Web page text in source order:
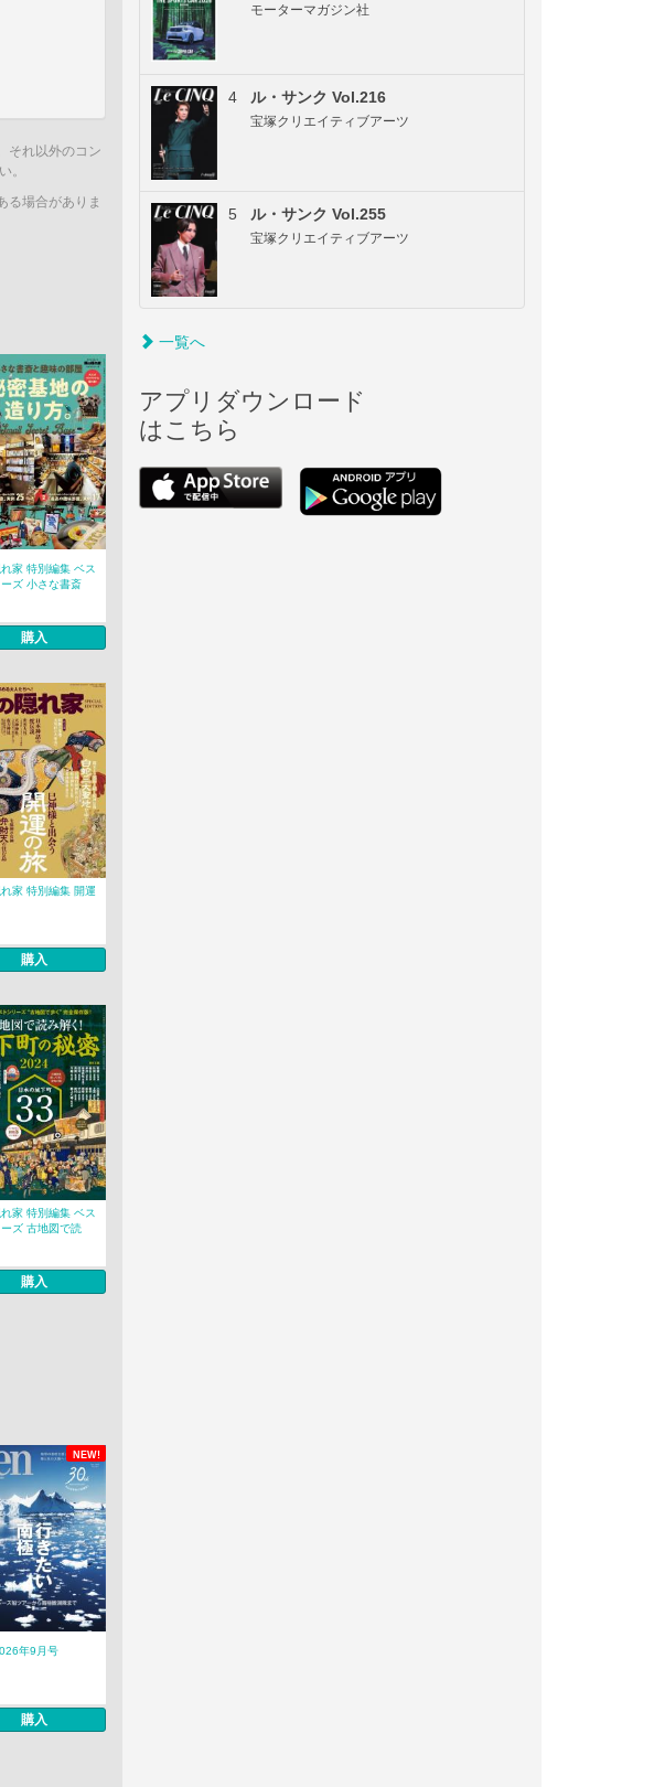
それ以外のコン
。
る場合がありま
家 特別編集 ベス
ーズ 小さな書斎
購入
家 特別編集 開運
購入
家 特別編集 ベス
ーズ 古地図で読
購入
NEW!
年9月号
購入
モーターマガジン社
4 ル・サンク Vol.216
宝塚クリエイティブアーツ
5 ル・サンク Vol.255
宝塚クリエイティブアーツ
一覧へ
アプリダウンロード
はこちら